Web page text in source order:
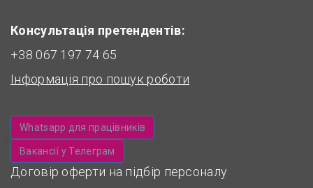
Консультація претендентів:
+38 067 197 74 65
Інформація про пошук роботи
Whatsapp для працівників
Вакансії у Телеграм
Договір оферти на підбір персоналу